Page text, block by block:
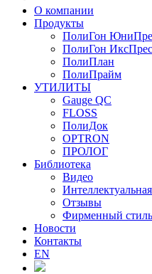
О компании
Продукты
ПолиГон
ПолиГон
ПолиПлан
ПолиПрайм
УТИЛИТЫ
Gauge QC
FLOSS
ПолиДок
OPTRON
ПРОЛОГ
Библиотека
Видео
Отзывы
Фирменный стиль
Новости
Контакты
EN